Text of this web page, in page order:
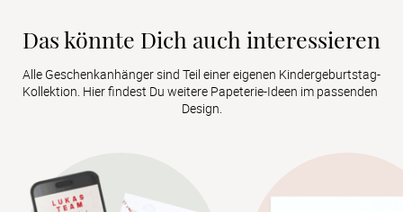
Das könnte Dich auch interessieren
Alle Geschenkanhänger sind Teil einer eigenen Kindergeburtstag-
Kollektion. Hier findest Du weitere Papeterie-Ideen im passenden
Design.